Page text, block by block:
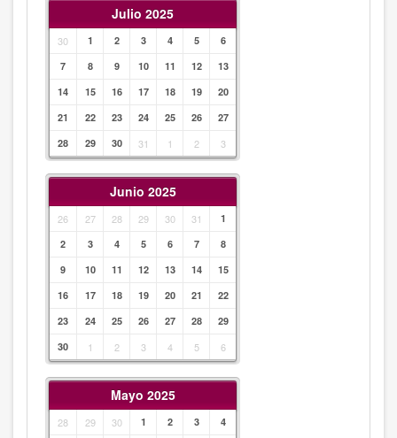
Julio 2025
30 1 2 3 4 5
6
7
8 9 10 11 12
13
14
15 16 17 18 19
20
21
22 23 24 25 26
27
28
29 30 31 1 2 3
Junio 2025
26 27 28 29 30 31
1
2
3 4 5 6 7
8
9
10 11 12 13 14
15
16
17 18 19 20 21
22
23
24 25 26 27 28
29
30
1 2 3 4 5 6
Mayo 2025
28 29 30 1 2 3 4